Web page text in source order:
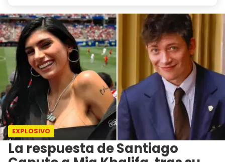
EXPLOSIVO
La respuesta de Santiago